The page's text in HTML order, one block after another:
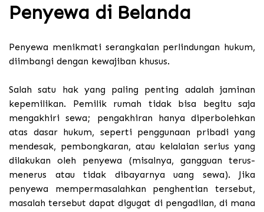
Penyewa di Belanda
Penyewa menikmati serangkaian perlindungan hukum,
diimbangi dengan kewajiban khusus.
Salah satu hak yang paling penting adalah jaminan
kepemilikan. Pemilik rumah tidak bisa begitu saja
mengakhiri sewa; pengakhiran hanya diperbolehkan
atas dasar hukum, seperti penggunaan pribadi yang
mendesak, pembongkaran, atau kelalaian serius yang
dilakukan oleh penyewa (misalnya, gangguan terus-
menerus atau tidak dibayarnya uang sewa). Jika
penyewa mempermasalahkan penghentian tersebut,
masalah tersebut dapat digugat di pengadilan, di mana